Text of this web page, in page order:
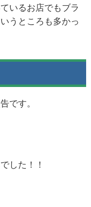
いるお店でもブラ
うところも多かっ
です。
した！！